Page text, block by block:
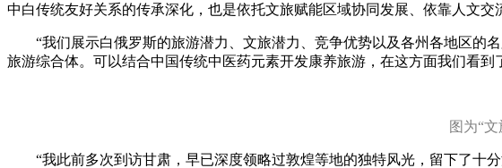
中白传统友好关系的传承深化，也是依托文旅赋能区域协同发展、依靠人文交
“我们展示白俄罗斯的旅游潜力、文旅潜力、竞争优势以及各州各地区的
旅游综合体。可以结合中国传统中医药元素开发康养旅游，在这方面我们看
图为“
“我此前多次到访甘肃，早已深度领略过敦煌等地的独特风光，留下了十分